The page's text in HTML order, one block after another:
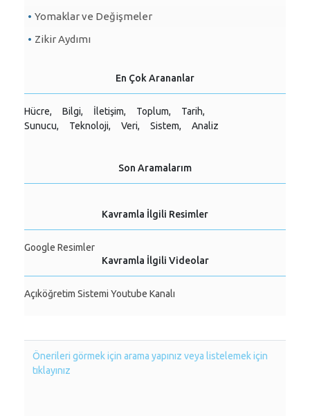
Yomaklar ve Değişmeler
Zikir Aydımı
En Çok Arananlar
Hücre, Bilgi, İletişim, Toplum,
Tarih,
Sunucu,
Teknoloji, Veri, Sistem, Analiz
Son Aramalarım
Kavramla İlgili Resimler
Google Resimler
Kavramla İlgili Videolar
Açıköğretim Sistemi Youtube Kanalı
Önerileri görmek için arama yapınız veya listelemek için
tıklayınız